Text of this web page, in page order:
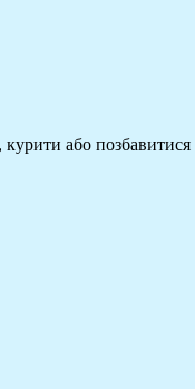
або позбавитися